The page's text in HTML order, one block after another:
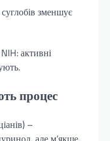
зменшує
активні
процес
–